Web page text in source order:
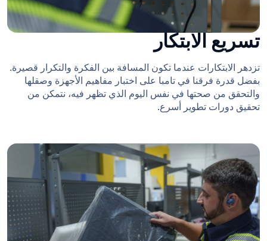
تسريع الابتكار
تزدهر الابتكارات عندما تكون المسافة بين الفكرة والتكرار قصيرة.
بفضل قدرة فرقنا في تامبا على اختبار مفاهيم الأجهزة وصقلها
والتحقق من صحتها في نفس اليوم الذي تظهر فيه، نتمكن من
تحقيق دورات تطوير أسرع.